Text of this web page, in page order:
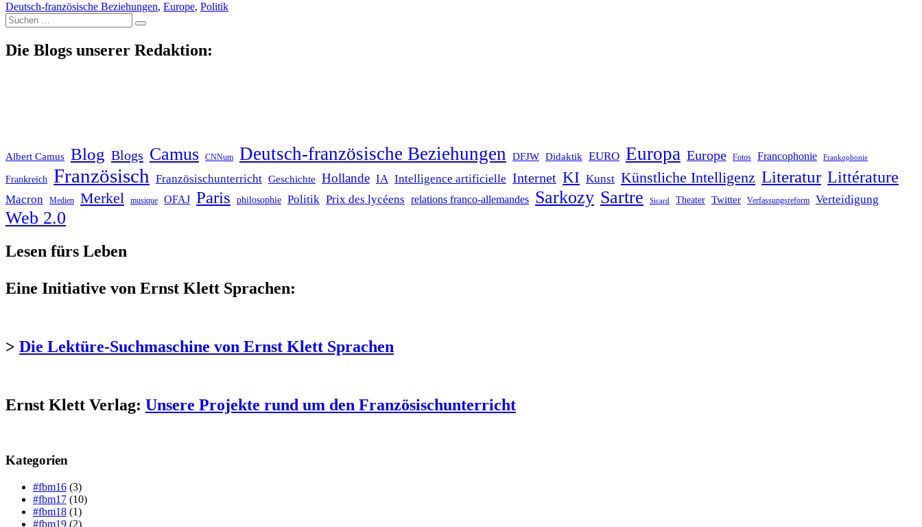
Deutsch-französische Beziehungen, Europe, Politik
Suche
nach:
Die Blogs unserer Redaktion:
Albert Camus Blog Blogs Camus CNNum Deutsch-französische Beziehungen DFJW Didaktik EURO Europa Europe Fotos Francophonie Frankophonie
Frankreich Französisch Französischunterricht Geschichte Hollande IA Intelligence artificielle Internet KI Kunst Künstliche Intelligenz Literatur Littérature
Macron Medien Merkel musique OFAJ Paris philosophie Politik Prix des lycéens relations franco-allemandes Sarkozy Sartre Sicard Theater Twitter Verfassungsreform Verteidigung
Web 2.0
Lesen fürs Leben
Eine Initiative von Ernst Klett Sprachen:
> Die Lektüre-Suchmaschine von Ernst Klett Sprachen
Ernst Klett Verlag: Unsere Projekte rund um den Französischunterricht
Kategorien
#fbm16 (3)
#fbm17 (10)
#fbm18 (1)
#fbm19 (2)